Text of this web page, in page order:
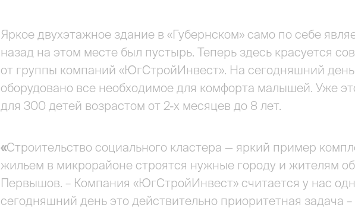
Яркое двухэтажное здание в «Губернском» само по себе
назад на этом месте был пустырь. Теперь здесь красуется
от группы компаний «ЮгСтройИнвест». На сегодняшний день
оборудовано все необходимое для комфорта малышей. Уже
для 300 детей возрастом от 2-х месяцев до 8 лет.
«Строительство социального кластера — яркий пример
жильем в микрорайоне строятся нужные городу и жителям
Первышов. – Компания «ЮгСтройИнвест» считается у нас
сегодняшний день это действительно приоритетная задача